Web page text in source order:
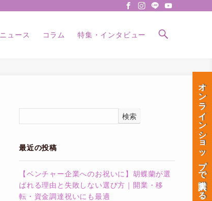
ニュース コラム 特集・インタビュー
オンラインショップで購入する
検索
最近の投稿
【ベンチャー企業へのお祝いに】胡蝶蘭が選
ばれる理由と失敗しない選び方｜開業・移
転・資金調達祝いにも最適